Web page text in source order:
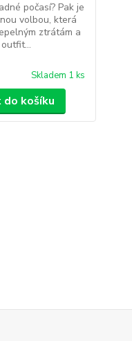
počasí? Pak je
volbou, která
ztrátám a
Skladem 1 ks
do košíku